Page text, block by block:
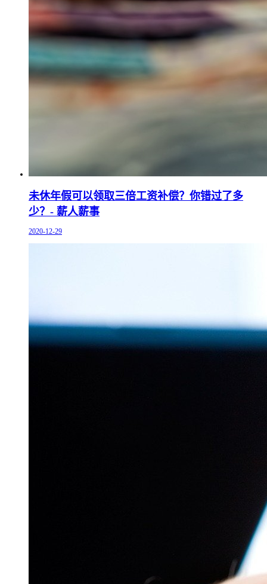
未休年假可以领取三倍工资补偿？你错过了多
少？- 薪人薪事
2020-12-29